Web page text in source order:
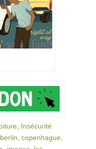
, Insécurité
berlin, copenhague,